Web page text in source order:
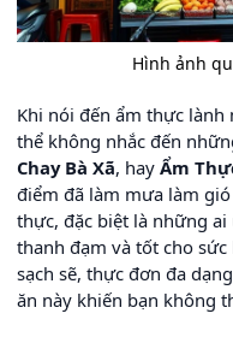
Hình ảnh
Khi nói đến ẩm thực lành
thể không nhắc đến
Chay Bà Xã, hay Ẩm
điểm đã làm mưa làm
thực, đặc biệt là những
thanh đạm và tốt cho
sạch sẽ, thực đơn đa
ăn này khiến bạn không